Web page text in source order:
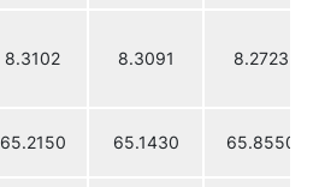
8.3102 8.3091 8.2723
65.2150 65.1430 65.8550